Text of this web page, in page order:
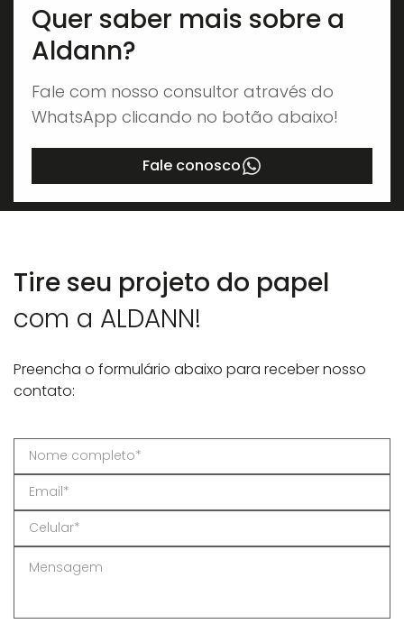
Quer saber mais sobre a
Aldann?
Fale com nosso consultor através do
WhatsApp clicando no botão abaixo!
Fale conosco
Tire seu projeto do papel
com a ALDANN!
Preencha o formulário abaixo para receber nosso
contato: